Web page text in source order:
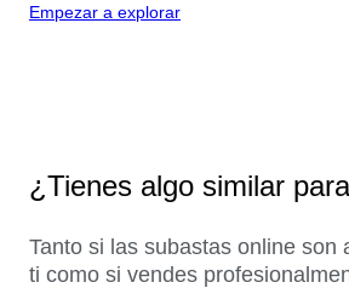
Empezar a explorar
¿Tienes algo similar
Tanto si las subastas online son
ti como si vendes